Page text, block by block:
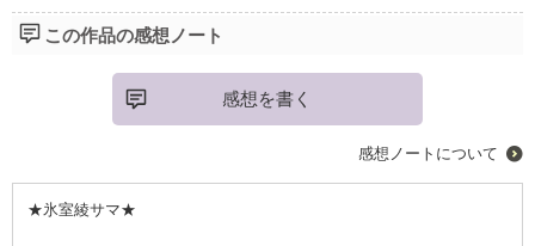
この作品の感想ノート
感想を書く
感想ノートについて
★氷室綾サマ★